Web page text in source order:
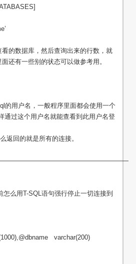
的数据库，然后查询出来的行数，就
还有一些别的状态可以做参考用。
的用户名，一般程序里面都会使用一个
通过这个用户名就能查看到此用户名登
返回的就是所有的连接。
么用T-SQL语句强行停止一切连接到
varchar(200)